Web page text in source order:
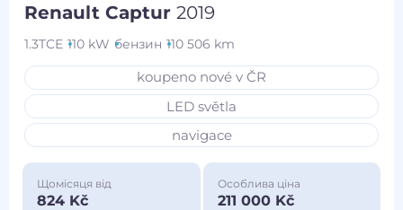
Renault Captur2019
1.3TCE 110 kW бензин 110 506 km
koupeno nové v ČR
LED světla
navigace
Щомісяця від
824 Kč
Особлива ціна
211 000 Kč